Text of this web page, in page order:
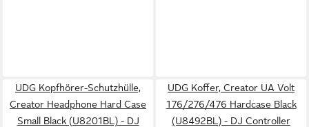
UDG Kopfhörer-Schutzhülle,
Creator Headphone Hard Case
Small Black (U8201BL) - DJ
UDG Koffer, Creator UA Volt
176/276/476 Hardcase Black
(U8492BL) - DJ Controller